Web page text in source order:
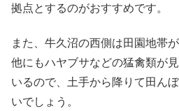
拠点とするのがおすすめです。
また、牛久沼の西側は田園地帯
他にもハヤブサなどの猛禽類が
いるので、土手から降りて田ん
いでしょう。